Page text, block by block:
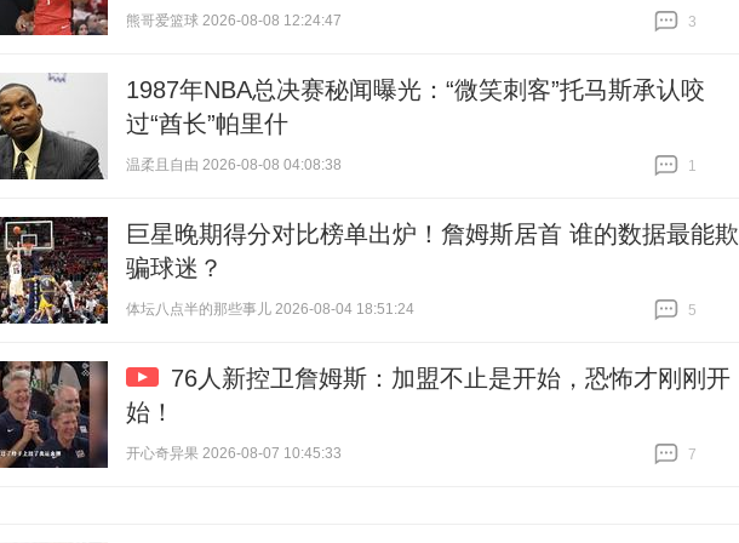
熊哥爱篮球 2026-08-08 12:24:47
3
1987年NBA总决赛秘闻曝光：“微笑刺客”托马斯承认咬
过“酋长”帕里什
温柔且自由 2026-08-08 04:08:38
1
巨星晚期得分对比榜单出炉！詹姆斯居首 谁的数据最能欺
骗球迷？
体坛八点半的那些事儿 2026-08-04 18:51:24
5
76人新控卫詹姆斯：加盟不止是开始，恐怖才刚刚开
始！
开心奇异果 2026-08-07 10:45:33
7